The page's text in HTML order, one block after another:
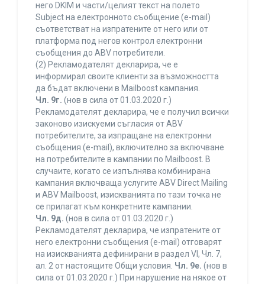
него DKIM и части/целият текст на полето
Subject на електронното съобщение (e-mail)
съответстват на изпратените от него или от
платформа под негов контрол електронни
съобщения до ABV потребители.
(2) Рекламодателят декларира, че е
информирал своите клиенти за възможността
да бъдат включени в Mailboost кампания.
Чл. 9г. (нов в сила от 01.03.2020 г.)
Рекламодателят декларира, че е получил всички
законово изискуеми съгласия от ABV
потребителите, за изпращане на електронни
съобщения (e-mail), включително за включване
на потребителите в кампании по Mailboost. В
случаите, когато се изпълнява комбинирана
кампания включваща услугите ABV Direct Mailing
и ABV Mailboost, изискванията по тази точка не
се прилагат към конкретните кампании.
Чл. 9д. (нов в сила от 01.03.2020 г.)
Рекламодателят декларира, че изпратените от
него електронни съобщения (e-mail) отговарят
на изискванията дефинирани в раздел VI, Чл. 7,
ал. 2 от настоящите Общи условия. Чл. 9е. (нов в
сила от 01.03.2020 г.) При нарушение на някое от